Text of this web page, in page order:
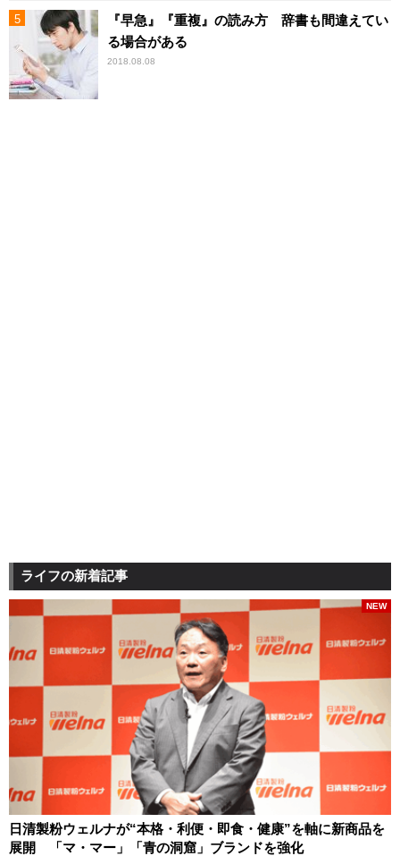
『早急』『重複』の読み方 辞書も間違えてい
る場合がある
2018.08.08
ライフの新着記事
日清製粉ウェルナが“本格・利便・即食・健康”を軸に新商品を
展開 「マ・マー」「青の洞窟」ブランドを強化
NEW